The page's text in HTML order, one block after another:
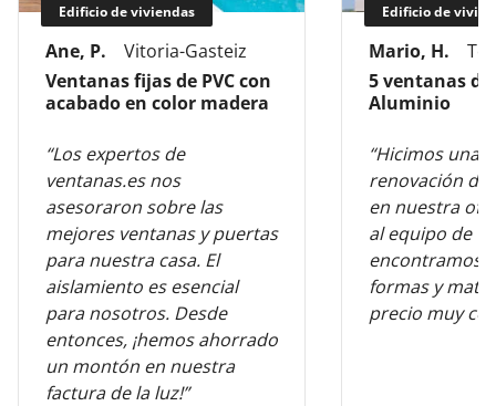
Edificio de viviendas
Ane, P.
Vitoria-Gasteiz
Ventanas fijas de PVC con
acabado en color madera
“Los expertos de
ventanas.es nos
asesoraron sobre las
mejores ventanas y puertas
para nuestra casa. El
aislamiento es esencial
para nosotros. Desde
entonces, ¡hemos ahorrado
un montón en nuestra
factura de la luz!”
Edificio de
Mario, H.
5 ventanas de
Aluminio
“Hicimos una
renovación de
en nuestra
al equipo de
encontramos
formas y
precio muy